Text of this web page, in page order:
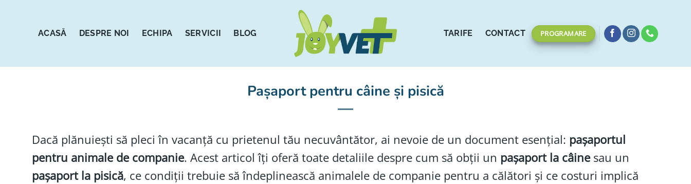
ACASĂ DESPRE NOI ECHIPA SERVICII BLOG TARIFE CONTACT PROGRAMARE
Pașaport pentru câine și pisică
Dacă plănuiești să pleci în vacanță cu prietenul tău necuvântător, ai nevoie de un document esențial: pașaportul
pentru animale de companie. Acest articol îți oferă toate detaliile despre cum să obții un pașaport la câinesau un
pașaport la pisică, ce condiții trebuie să îndeplinească animalele de companie pentru a călători și ce costuri implică